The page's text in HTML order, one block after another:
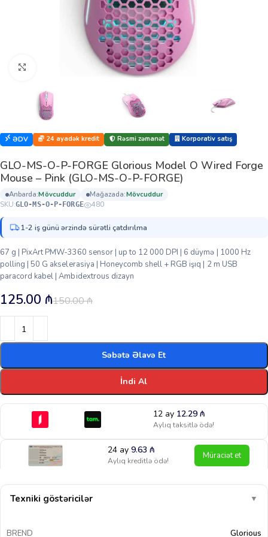
Böyütmək üçün klikləyin
ƏDV 24 ayadək kredit Rəsmi zəmanət Korporativ satış
GLO-MS-O-P-FORGE Glorious Model O Wired Forge
Mouse – Pink (GLO-MS-O-P-FORGE)
anbarda: mövcuddur mağazada:
mövcuddur
SKU:GLO-MS-O-P-FORGE 480
1-2 iş günü ərzində sürətli çatdırılma
67 g | PixArt PMW‑3360 sensor | up to 12 000 DPI | 6 düymə | 1000 Hz
polling | 50 G akselerasiya | Honeycomb shell + RGB işıq | 2 m USB
paracord kabel | Ambidextrous dizayn
150.00₼
125.00 ₼
Səbətə Əlavə Et
İndi Al
12 ay 12.29 ₼
Aylıq taksitlə ödə!
24 ay9.63₼
Aylıq kreditlə ödə! Müraciət et
Texniki göstəricilər ▼
BREND Glorious